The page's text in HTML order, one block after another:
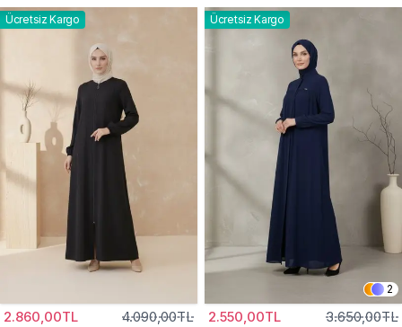
Ücretsiz Kargo
2.860,00TL 4.090,00TL
Ücretsiz Kargo
2
2.550,00TL 3.650,00TL